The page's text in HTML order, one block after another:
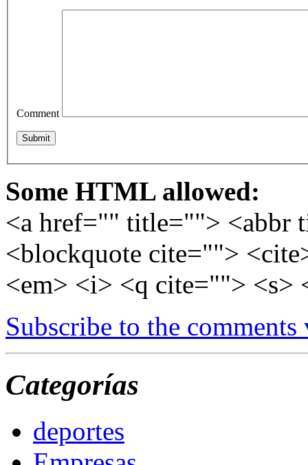
Comment
Some HTML allowed:
<a href="" title=""> <abbr
<blockquote cite="">
<em> <i> <q cite=""> <s>
Subscribe to the comments
Categorías
deportes